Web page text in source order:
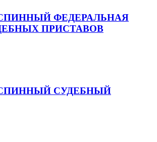
ФЕДЕРАЛЬНАЯ
ПРИСТАВОВ
СУДЕБНЫЙ